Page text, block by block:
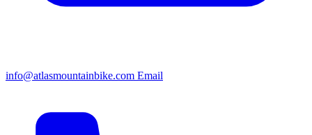
info@atlasmountainbike.com Email